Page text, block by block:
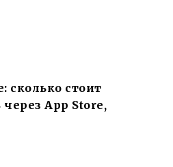
сколько стоит
App Store,